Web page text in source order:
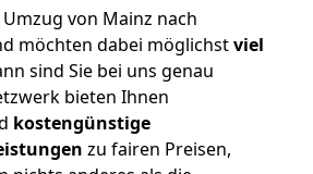
von Mainz nach
möchten dabei möglichstviel
sind Sie bei uns genau
bieten Ihnen
kostengünstige
zu fairen Preisen,